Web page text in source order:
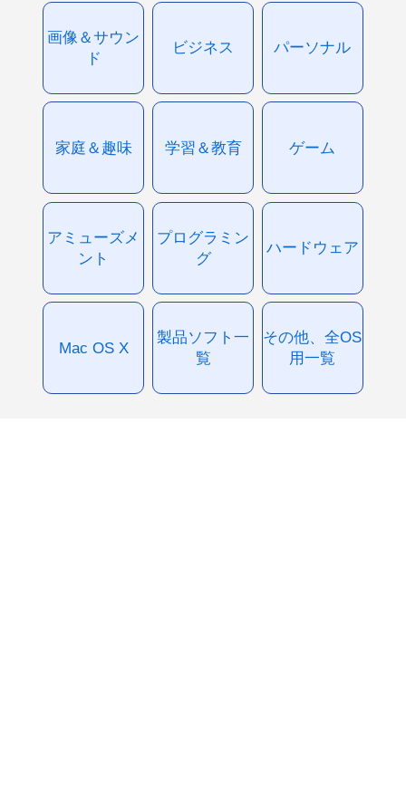
画像＆サウン
ド
ビジネス パーソナル
家庭＆趣味 学習＆教育 ゲーム
アミューズメ
ント
プログラミン
グ
ハードウェア
Mac OS X
製品ソフト一
覧
その他、全OS
用一覧